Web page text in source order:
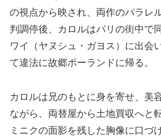
の視点から映され、両作のパラレ
判調停後、カロルはパリの街中で
ワイ（ヤヌシュ・ガヨス）に出会
て違法に故郷ポーランドに帰る。
カロルは兄のもとに身を寄せ、美
ながら、両替屋から土地買収へと
ミニクの面影を残した胸像に口づ